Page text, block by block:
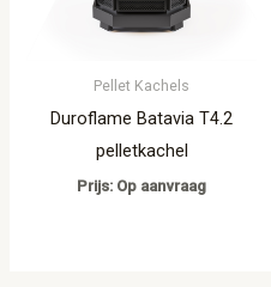
Pellet Kachels
Duroflame Batavia T4.2
pelletkachel
Prijs: Op aanvraag